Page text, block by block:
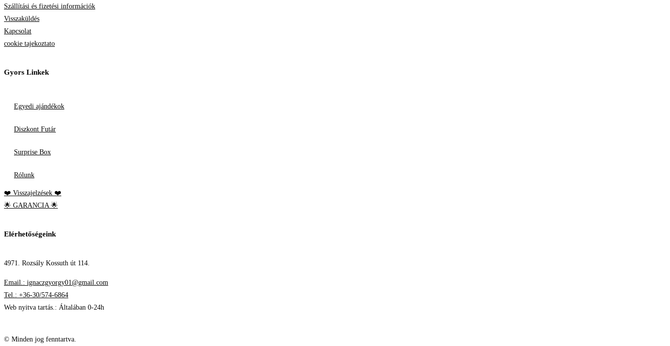
Szállítási és fizetési információk
Visszaküldés
Kapcsolat
cookie tajekoztato
Gyors Linkek
Egyedi ajándékok
Diszkont Futár
Surprise Box
Rólunk
❤️ Visszajelzések ❤️
🌟 GARANCIA 🌟
Elérhetőségeink
4971. Rozsály Kossuth út 114.
Email.: ignaczgyorgy01@gmail.com
Tel.: +36-30/574-6864
Web nyitva tartás.: Általában 0-24h
© Minden jog fenntartva.